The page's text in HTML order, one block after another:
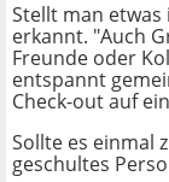
Stellt man etwas
erkannt. "Auch
Freunde oder
entspannt
Check-out auf
Sollte es einmal
geschultes